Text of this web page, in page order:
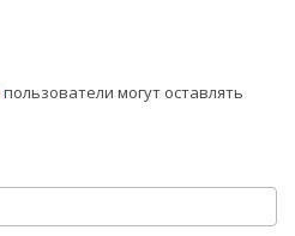
пользователи могут оставлять